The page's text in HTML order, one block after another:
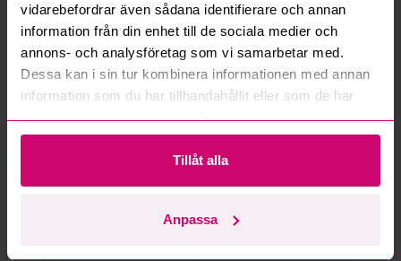
vidarebefordrar även sådana identifierare och annan
information från din enhet till de sociala medier och
annons- och analysföretag som vi samarbetar med.
Dessa kan i sin tur kombinera informationen med annan
information som du har tillhandahållit eller som de har
samlat in när du har använt deras tjänster.
Tillåt alla
Anpassa
Hur fungerar maxbud?
Hur fungerar budmotorn?
Kan ni frakta mina vunna objekt?